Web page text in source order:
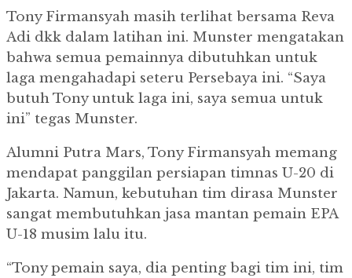
Tony Firmansyah masih terlihat bersama Reva
Adi dkk dalam latihan ini. Munster mengatakan
bahwa semua pemainnya dibutuhkan untuk
laga mengahadapi seteru Persebaya ini. “Saya
butuh Tony untuk laga ini, saya semua untuk
ini” tegas Munster.
Alumni Putra Mars, Tony Firmansyah memang
mendapat panggilan persiapan timnas U-20 di
Jakarta. Namun, kebutuhan tim dirasa Munster
sangat membutuhkan jasa mantan pemain EPA
U-18 musim lalu itu.
“Tony pemain saya, dia penting bagi tim ini, tim